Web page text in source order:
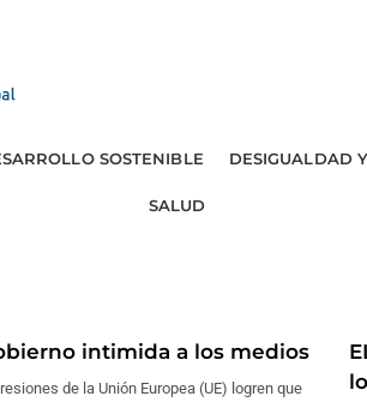
SOSTENIBLE DESIGUALDAD
SALUD
intimida a los medios
de la Unión Europea (UE) logren que